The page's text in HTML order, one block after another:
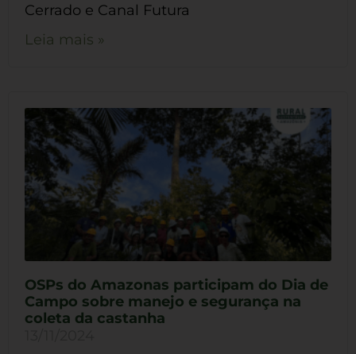
Cerrado e Canal Futura
Leia mais »
OSPs do Amazonas participam do Dia de
Campo sobre manejo e segurança na
coleta da castanha